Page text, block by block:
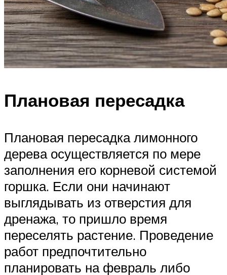
Плановая пересадка
Плановая пересадка лимонного
дерева осуществляется по мере
заполнения его корневой системой
горшка. Если они начинают
выглядывать из отверстия для
дренажа, то пришло время
переселять растение. Проведение
работ предпочтительно
планировать на февраль либо